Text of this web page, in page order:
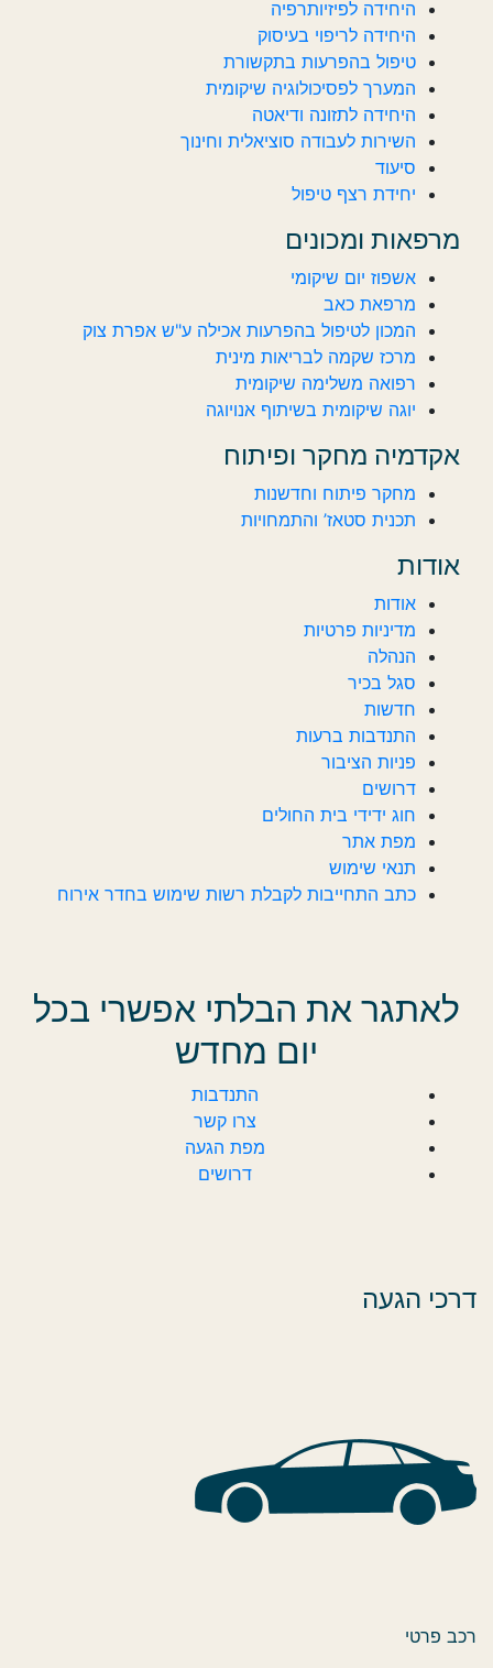
היחידה לפיזיותרפיה
היחידה לריפוי בעיסוק
טיפול בהפרעות בתקשורת
המערך לפסיכולוגיה שיקומית
היחידה לתזונה ודיאטה
השירות לעבודה סוציאלית וחינוך
סיעוד
יחידת רצף טיפול
מרפאות ומכונים
אשפוז יום שיקומי
מרפאת כאב
המכון לטיפול בהפרעות אכילה ע"ש אפרת צוק
מרכז שקמה לבריאות מינית
רפואה משלימה שיקומית
יוגה שיקומית בשיתוף אנויוגה
אקדמיה מחקר ופיתוח
מחקר פיתוח וחדשנות
תכנית סטאז’ והתמחויות
אודות
אודות
מדיניות פרטיות
הנהלה
סגל בכיר
חדשות‎‎
התנדבות ברעות
פניות הציבור
דרושים
חוג ידידי בית החולים
מפת אתר
תנאי שימוש
כתב התחייבות לקבלת רשות שימוש בחדר אירוח
לאתגר את הבלתי אפשרי בכל
יום מחדש
התנדבות
צרו קשר
מפת הגעה
דרושים
דרכי הגעה
רכב פרטי